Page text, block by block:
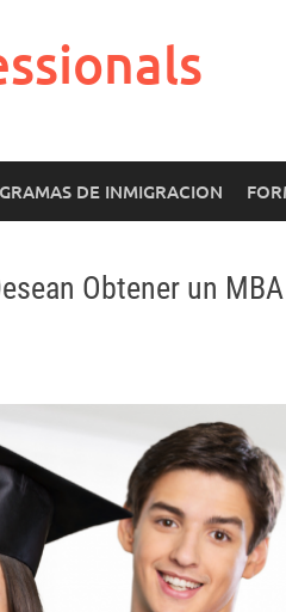
DE INMIGRACION
Obtener un